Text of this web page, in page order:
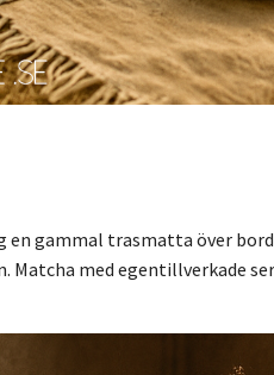
en gammal trasmatta över
Matcha med egentillverkade